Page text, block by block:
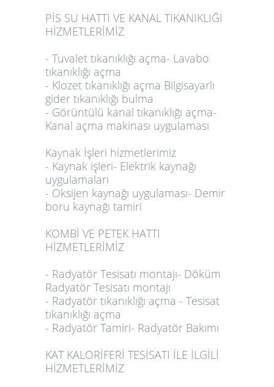
PİS SU HATTI VE KANAL TIKANIKLIĞI
HİZMETLERİMİZ
- Tuvalet tıkanıklığı açma- Lavabo
tıkanıklığı açma
- Klozet tıkanıklığı açma Bilgisayarlı
gider tıkanıklığı bulma
- Görüntülü kanal tıkanıklığı açma-
Kanal açma makinası uygulaması
Kaynak İşleri hizmetlerimiz
- Kaynak işleri- Elektrik kaynağı
uygulamaları
- Oksijen kaynağı uygulaması- Demir
boru kaynağı tamiri
KOMBİ VE PETEK HATTI
HİZMETLERİMİZ
- Radyatör Tesisatı montajı- Döküm
Radyatör Tesisatı montajı
- Radyatör tıkanıklığı açma - Tesisat
tıkanıklığı açma
- Radyatör Tamiri- Radyatör Bakımı
KAT KALORİFERİ TESİSATI İLE İLGİLİ
HİZMETLERİMİZ